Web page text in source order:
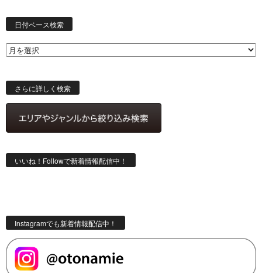
日付ベース検索
さらに詳しく検索
いいね！Followで新着情報配信中！
Instagramでも新着情報配信中！